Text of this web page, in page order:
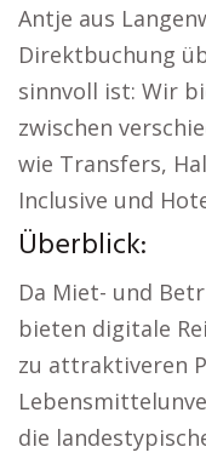
Antje aus
Direktbuchung
sinnvoll ist: Wir
zwischen
wie Transfers,
Inclusive und
Überblick:
Da Miet- und
bieten digitale
zu attraktiveren
die